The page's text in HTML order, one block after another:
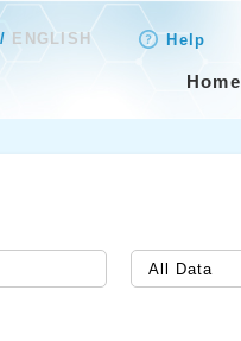
ENGLISH Help
Home